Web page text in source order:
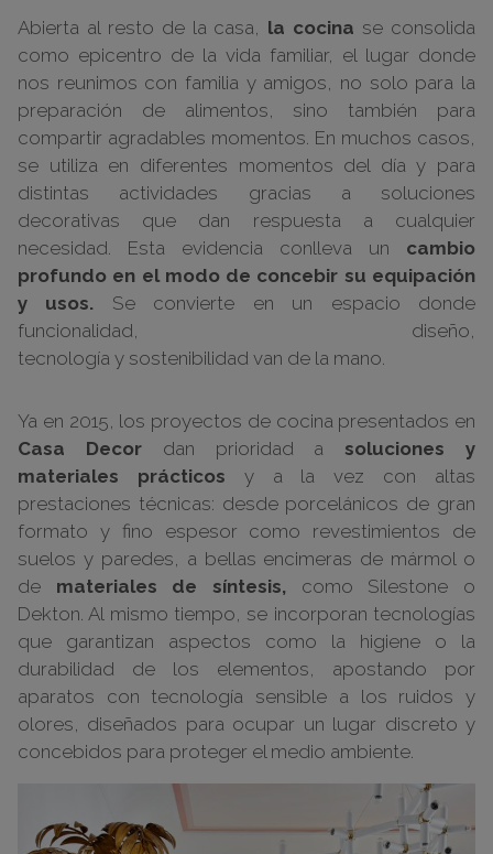
Abierta al resto de la casa, la cocina se consolida
como epicentro de la vida familiar, el lugar donde
nos reunimos con familia y amigos, no solo para la
preparación de alimentos, sino también para
compartir agradables momentos. En muchos casos,
se utiliza en diferentes momentos del día y para
distintas actividades gracias a soluciones
decorativas que dan respuesta a cualquier
necesidad. Esta evidencia conlleva un cambio
profundo en el modo de concebir su equipación
y usos. Se convierte en un espacio donde
funcionalidad, diseño,
tecnología y sostenibilidad van de la mano.
Ya en 2015, los proyectos de cocina presentados en
Casa Decordan prioridad a soluciones y
materiales prácticos y a la vez con altas
prestaciones técnicas: desde porcelánicos de gran
formato y fino espesor como revestimientos de
suelos y paredes, a bellas encimeras de mármol o
de materiales de síntesis, como Silestone o
Dekton. Al mismo tiempo, se incorporan tecnologías
que garantizan aspectos como la higiene o la
durabilidad de los elementos, apostando por
aparatos con tecnología sensible a los ruidos y
olores, diseñados para ocupar un lugar discreto y
concebidos para proteger el medio ambiente.